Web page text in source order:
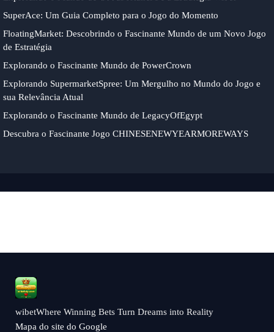
SuperAce: Um Guia Completo para o Jogo do Momento
FloatingMarket: Descobrindo o Fascinante Mundo de um Novo Jogo
de Estratégia
Explorando o Fascinante Mundo de PowerCrown
Explorando SupermarketSpree: Um Mergulho no Mundo do Jogo e
sua Relevância Atual
Explorando o Fascinante Mundo de LegacyOfEgypt
Descubra o Fascinante Jogo CHINESENEWYEARMOREWAYS
wibetWhere Winning Bets Turn Dreams into Reality
Mapa do site do Google